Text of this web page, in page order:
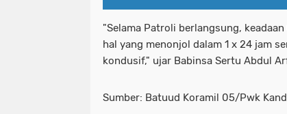
"Selama Patroli berlangsung,
hal yang menonjol dalam 1 x 24 jam
kondusif," ujar Babinsa Sertu Abdul
Sumber: Batuud Koramil 05/Pwk